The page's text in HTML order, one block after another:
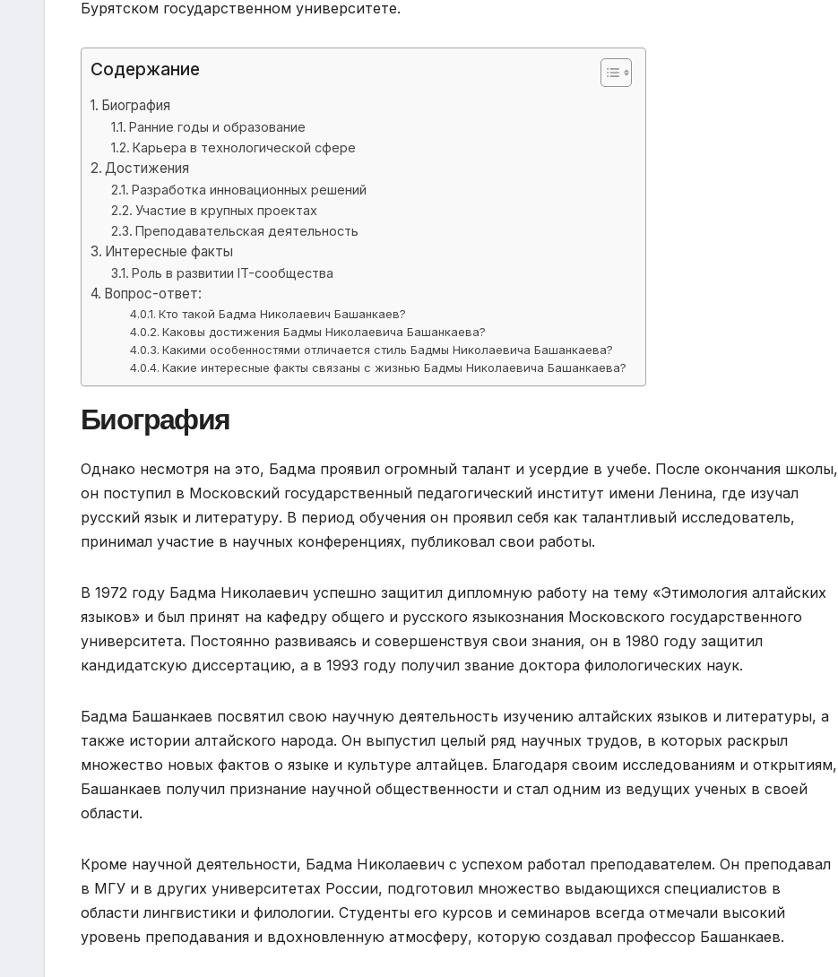
Бурятском государственном университете.
Содержание
Биография
Ранние годы и образование
Карьера в технологической сфере
Достижения
Разработка инновационных решений
Участие в крупных проектах
Преподавательская деятельность
Интересные факты
Роль в развитии IT-сообщества
Вопрос-ответ:
Кто такой Бадма Николаевич Башанкаев?
Каковы достижения Бадмы Николаевича Башанкаева?
Какими особенностями отличается стиль Бадмы Николаевича Башанкаева?
Какие интересные факты связаны с жизнью Бадмы Николаевича Башанкаева?
Биография
Однако несмотря на это, Бадма проявил огромный талант и усердие в учебе. После окончания школы,
он поступил в Московский государственный педагогический институт имени Ленина, где изучал
русский язык и литературу. В период обучения он проявил себя как талантливый исследователь,
принимал участие в научных конференциях, публиковал свои работы.
В 1972 году Бадма Николаевич успешно защитил дипломную работу на тему «Этимология алтайских
языков» и был принят на кафедру общего и русского языкознания Московского государственного
университета. Постоянно развиваясь и совершенствуя свои знания, он в 1980 году защитил
кандидатскую диссертацию, а в 1993 году получил звание доктора филологических наук.
Бадма Башанкаев посвятил свою научную деятельность изучению алтайских языков и литературы, а
также истории алтайского народа. Он выпустил целый ряд научных трудов, в которых раскрыл
множество новых фактов о языке и культуре алтайцев. Благодаря своим исследованиям и открытиям,
Башанкаев получил признание научной общественности и стал одним из ведущих ученых в своей
области.
Кроме научной деятельности, Бадма Николаевич с успехом работал преподавателем. Он преподавал
в МГУ и в других университетах России, подготовил множество выдающихся специалистов в
области лингвистики и филологии. Студенты его курсов и семинаров всегда отмечали высокий
уровень преподавания и вдохновленную атмосферу, которую создавал профессор Башанкаев.